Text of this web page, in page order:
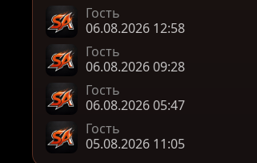
Гость
06.08.2026 12:58
Гость
06.08.2026 09:28
Гость
06.08.2026 05:47
Гость
05.08.2026 11:05